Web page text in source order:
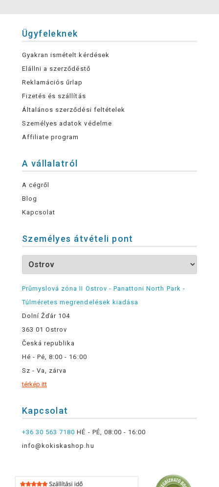
Ügyfeleknek
Gyakran ismételt kérdések
Elállni a szerződéstő
Reklamációs űrlap
Fizetés és szállítás
Általános szerződési feltételek
Személyes adatok védelme
Affiliate program
A vállalatról
A cégről
Blog
Kapcsolat
Személyes átvételi pont
Průmyslová zóna II Ostrov - Panattoni North Park -
Túlméretes megrendelések kiadása
Dolní Žďár 104
363 01 Ostrov
Česká republika
Hé - Pé, 8:00 - 16:00
Sz - Va, zárva
térkép itt
Kapcsolat
+36 30 563 7180 HÉ - PÉ, 08:00 - 16:00
info@kokiskashop.hu